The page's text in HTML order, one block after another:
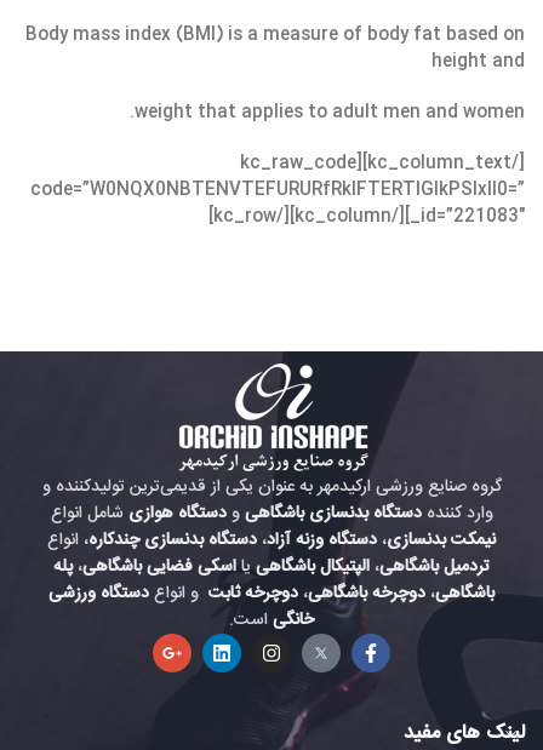
Body mass index (BMI) is a measure of body fat based on
height and
weight that applies to adult men and women.
[/kc_column_text][kc_raw_code
code=”W0NQX0NBTENVTEFURURfRklFTERTIGlkPSIxIl0=”
_id=”221083″][/kc_column][/kc_row]
گروه صنایع ورزشی ارکیدمهر به عنوان یکی از قدیمی‌ترین تولیدکننده و
وارد کنندهدستگاه بدنسازی باشگاهیودستگاه هوازی شامل انواع
نیمکت بدنسازی، دستگاه وزنه آزاد، دستگاه بدنسازی چندکاره، انواع
تردمیل باشگاهی، الپتیکال باشگاهی یااسکی فضایی باشگاهی،پله
باشگاهی، دوچرخه باشگاهی، دوچرخه ثابت و انواعدستگاه ورزشی
خانگیاست.
لینک های مفید